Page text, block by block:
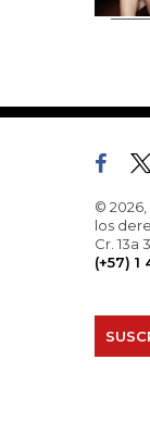
© 2026,
los
Cr. 13a
(+57)